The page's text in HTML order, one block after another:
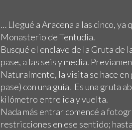
… Llegué a Aracena a las cinco, ya
Monasterio de Tentudia.
Busqué el enclave de la Gruta de
pase, a las seis y media.
Naturalmente, la visita se hace
pase) con una guía. Es una gruta
kilómetro entre ida y vuelta.
Nada más entrar comencé a
restricciones en ese sentido;